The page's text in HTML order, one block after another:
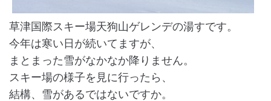
草津国際スキー場天狗山ゲレンデの湯すです。
今年は寒い日が続いてますが、
まとまった雪がなかなか降りません。
スキー場の様子を見に行ったら、
結構、雪があるではないですか。